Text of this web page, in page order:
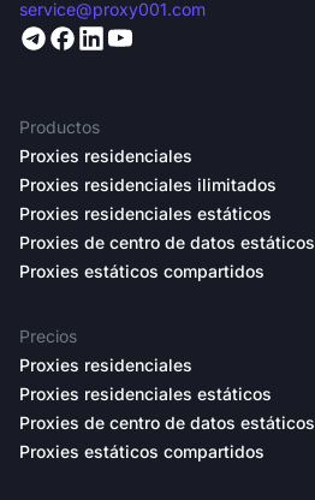
service@proxy001.com
Productos
Proxies residenciales
Proxies residenciales ilimitados
Proxies residenciales estáticos
Proxies de centro de datos estáticos
Proxies estáticos compartidos
Precios
Proxies residenciales
Proxies residenciales estáticos
Proxies de centro de datos estáticos
Proxies estáticos compartidos